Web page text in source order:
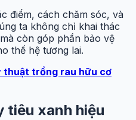
điểm, cách chăm sóc, và
ta không chỉ khai thác
còn góp phần bảo vệ
thế hệ tương lai.
thuật trồng rau hữu cơ
tiêu xanh hiệu